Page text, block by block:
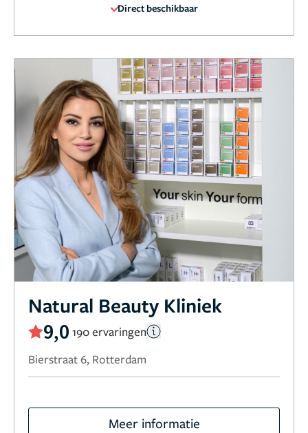
Direct beschikbaar
Natural Beauty Kliniek
9,0 190 ervaringen
Bierstraat 6, Rotterdam
Meer informatie